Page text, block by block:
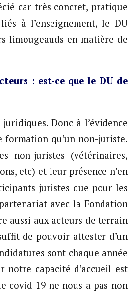
car très concret, pratique
à l’enseignement, le DU
limougeauds en matière de
: est-ce que le DU de
juridiques. Donc à l’évidence
formation qu’un non-juriste.
non-juristes (vétérinaires,
etc) et leur présence n’en
juristes que pour les
avec la Fondation
aussi aux acteurs de terrain
de pouvoir attester d’un
sont chaque année
capacité d’accueil est
covid-19 ne nous a pas non